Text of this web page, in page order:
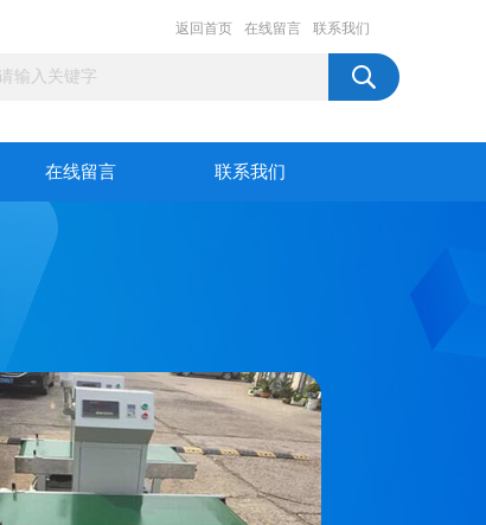
返回首页 在线留言 联系我们
在线留言 联系我们